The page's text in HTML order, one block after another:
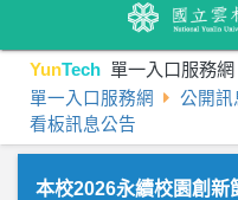
YunTech 單一入口服務網
單一入口服務網 公開訊
看板訊息公告
本校2026永續校園創新